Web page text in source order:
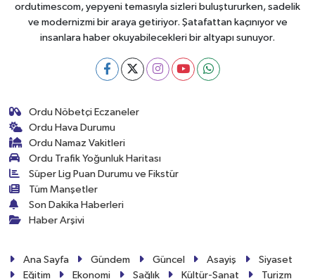
ordutimescom, yepyeni temasıyla sizleri buluştururken, sadelik
ve modernizmi bir araya getiriyor. Şatafattan kaçınıyor ve
insanlara haber okuyabilecekleri bir altyapı sunuyor.
Ordu Nöbetçi Eczaneler
Ordu Hava Durumu
Ordu Namaz Vakitleri
Ordu Trafik Yoğunluk Haritası
Süper Lig Puan Durumu ve Fikstür
Tüm Manşetler
Son Dakika Haberleri
Haber Arşivi
Ana Sayfa Gündem Güncel Asayiş
Siyaset
Eğitim
Ekonomi Sağlık Kültür-Sanat Turizm